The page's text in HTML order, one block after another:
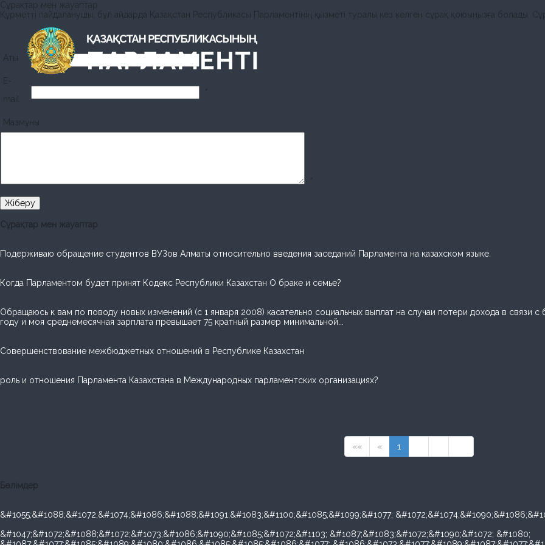
Сұрақтар мен жауаптар
Құрметті пайдаланушы, бұл айдарда Қазақстан Республикасы Парламентінің қызметі туралы кез келген сұрақ қоюыңызға болады.
Аты *
E-
mail
*
Мазмұны
*
Сұрақтар мен жауаптар
Подерживаю обращение студентов ВУЗов Алматы относительно введения заседаний Парламента на казахском языке.
Когда Парламентом будет принят Кодекс Республики Казахстан О браке и семье?
Обращаюсь к вам по поводу новых изменений (с 1 января 2008) касательно социальных выплат на случаи потери дохода в
году и моя среднемесячная зарплата превышает 75 кратный размер минимальной...
Cовершенствование межбюджетных отношений в Республике Казахстан
роль и отношения Парламента Казахстана в Международных парламентских организациях?
«« « 1
Бөлімдер
&#1055;&#1088;&#1072;&#1074;&#1086;&#1088;&#1091;&#1083;&#1100;&#1085;&#1099;&#1077;
&#1047;&#1072;&#1088;&#1072;&#1073;&#1086;&#1090;&#1085;&#1072;&#1103; &#1087;&#1083;&#1072;&#1090;&#1072; &#1080;